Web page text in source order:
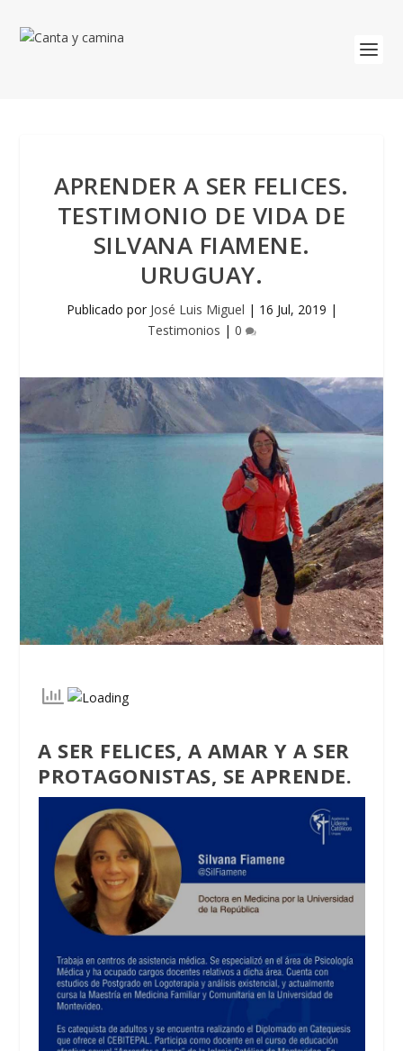
APRENDER A SER FELICES.
TESTIMONIO DE VIDA DE
SILVANA FIAMENE.
URUGUAY.
Publicado por José Luis Miguel | 16 Jul, 2019 |
Testimonios | 0
A SER FELICES, A AMAR Y A SER
PROTAGONISTAS, SE APRENDE.